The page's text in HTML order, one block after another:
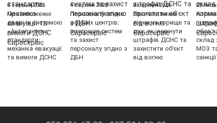
8 серпня 2026
Протипожежні
двері із системою
«Антипаніка»:
стандарти,
механіка евакуації
та вимоги ДСНС
4 серпня 2026
Пожежна безпека
офісних центрів:
інтеграція систем
та захист
персоналу згідно з
ДБН
3 серпня 2026
Протипожежні
люки на горище та
дах: як уникнути
штрафів ДСНС та
захистити об'єкт
від вогню
25
склад
МОЗ
санкції